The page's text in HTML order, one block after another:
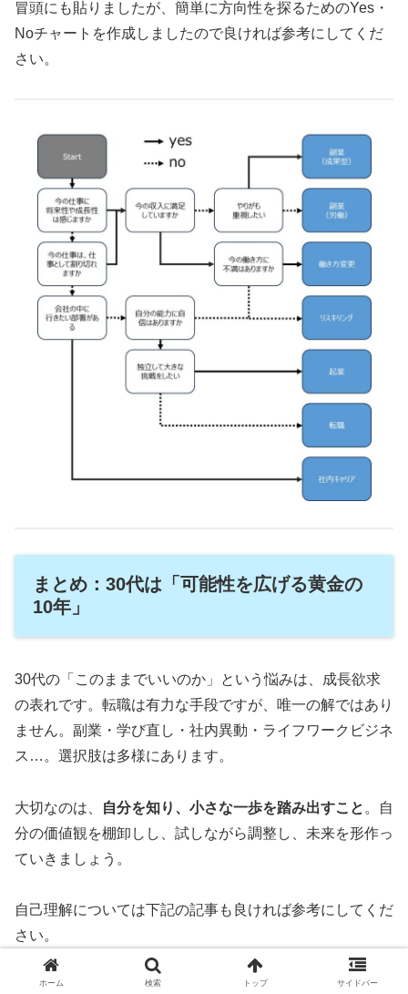
冒頭にも貼りましたが、簡単に方向性を探るためのYes・
Noチャートを作成しましたので良ければ参考にしてくだ
さい。
まとめ：30代は「可能性を広げる黄金の
10年」
30代の「このままでいいのか」という悩みは、成長欲求
の表れです。転職は有力な手段ですが、唯一の解ではあり
ません。副業・学び直し・社内異動・ライフワークビジネ
ス…。選択肢は多様にあります。
大切なのは、 自分を知り、小さな一歩を踏み出すこと 。自
分の価値観を棚卸しし、試しながら調整し、未来を形作っ
ていきましょう。
自己理解については下記の記事も良ければ参考にしてくだ
さい。
網羅的な自己理解の内容をまとめています。
ホーム 検索 トップ サイドバー